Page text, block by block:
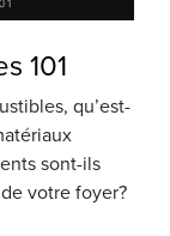
101
qu’est-
sont-ils
votre foyer?